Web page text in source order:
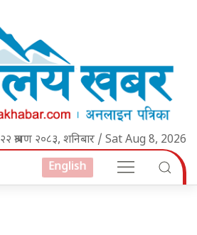
२२ श्रावण २०८३, शनिबार / Sat Aug 8, 2026
English